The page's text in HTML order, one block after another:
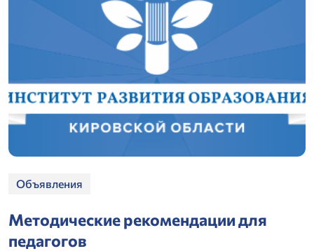
Объявления
Методические рекомендации для
педагогов